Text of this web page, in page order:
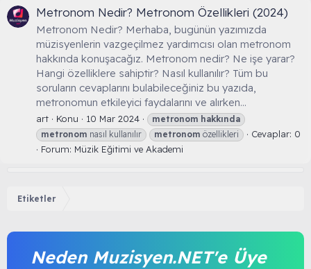
Metronom Nedir? Metronom Özellikleri (2024)
Metronom Nedir? Merhaba, bugünün yazımızda
müzisyenlerin vazgeçilmez yardımcısı olan metronom
hakkında konuşacağız. Metronom nedir? Ne işe yarar?
Hangi özelliklere sahiptir? Nasıl kullanılır? Tüm bu
soruların cevaplarını bulabileceğiniz bu yazıda,
metronomun etkileyici faydalarını ve alırken...
art Konu 10 Mar 2024 metronom hakkında
metronom nasıl kullanılır metronom özellikleri
Cevaplar: 0
Forum: Müzik Eğitimi ve Akademi
Etiketler
Neden Muzisyen.NET'e Üye